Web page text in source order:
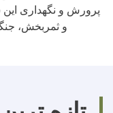
پرورش و نگهداری این
و ثمربخش،